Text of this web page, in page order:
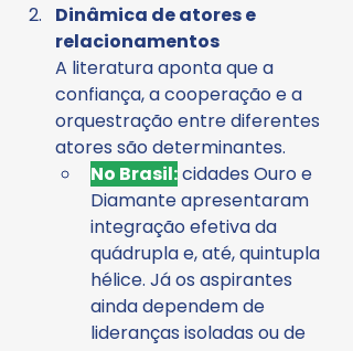
Dinâmica de atores e
relacionamentos
A literatura aponta que a
confiança, a cooperação e a
orquestração entre diferentes
atores são determinantes.
No Brasil: cidades Ouro e
Diamante apresentaram
integração efetiva da
quádrupla e, até, quintupla
hélice. Já os aspirantes
ainda dependem de
lideranças isoladas ou de